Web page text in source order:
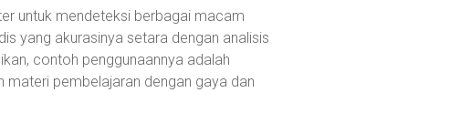
untuk mendeteksi berbagai macam
yang akurasinya setara dengan analisis
contoh penggunaannya adalah
pembelajaran dengan gaya dan